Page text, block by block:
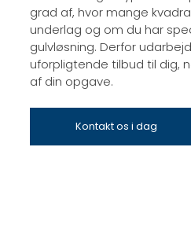
grad af, hvor mange
underlag og om du har
gulvløsning. Derfor
uforpligtende tilbud til dig,
af din opgave.
Kontakt os i dag